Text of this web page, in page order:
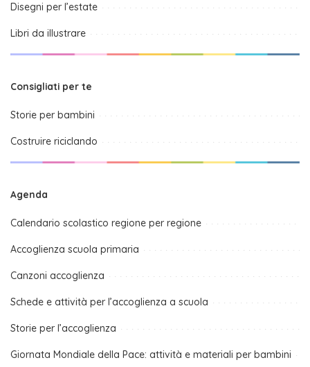
Disegni per l’estate
Libri da illustrare
Consigliati per te
Storie per bambini
Costruire riciclando
Agenda
Calendario scolastico regione per regione
Accoglienza scuola primaria
Canzoni accoglienza
Schede e attività per l’accoglienza a scuola
Storie per l’accoglienza
Giornata Mondiale della Pace: attività e materiali per bambini